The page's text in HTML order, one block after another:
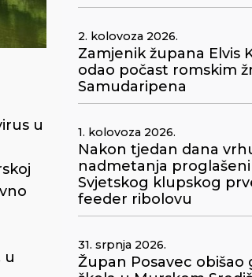
u
u
2. kolovoza 2026.
Zamjenik župana Elvis
odao počast romskim
Samudaripena
1. kolovoza 2026.
Nakon tjedan dana
nadmetanja
Svjetskog klupskog
feeder ribolovu
31. srpnja 2026.
Župan Posavec obišao